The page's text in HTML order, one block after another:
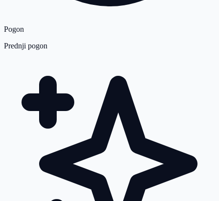
Pogon
Prednji pogon